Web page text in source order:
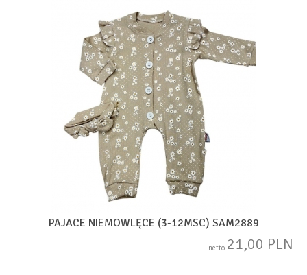
PAJACE NIEMOWLĘCE (3-12MSC) SAM2889
netto 21,00 PLN